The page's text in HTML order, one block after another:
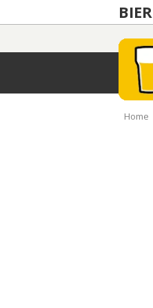
BIER
Home